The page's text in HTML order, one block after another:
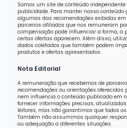
Somos um site de conteúdo
publicidade. Para manter nosso
algumas das recomendações exibidas
parceiros afiliados que nos remuneram
compensação pode influenciar a forma, a
certas ofertas aparecem. Além disso,
dados coletados que também podem
produtos e ofertas apresentados.
Nota Editorial
A remuneração que recebemos de
recomendações ou orientações
nem influencia o conteúdo publicado em
fornecer informações precisas,
leitores, mas não garantimos que todos
Também não assumimos qualquer
ou adequação a diferentes situações.